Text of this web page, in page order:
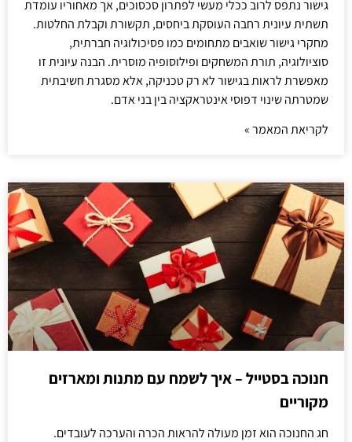
גישור נתפס לרוב ככלי מעשי לפתרון סכסוכים, אך מאחוריו עומדת
תשתית עיונית רחבה העוסקת ביחסים, תקשורת וקבלת החלטות.
מחקרי גישור שואבים מתחומים כמו פסיכולוגיה חברתית,
סוציולוגיה, תורת המשחקים ופילוסופיה מוסרית. הבנה עיונית זו
מאפשרת לראות בגישור לא רק טכניקה, אלא מסגרת חשיבתית
שמטרתה שינוי דפוסי אינטראקציה בין בני אדם.
לקריאת המאמר »
חנוכה בסטייל – איך לשמח עם מתנות ומארזים
מקוריים
חג החנוכה הוא זמן מעולה להראות הכרה והערכה לעובדים.